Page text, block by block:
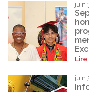
juin
Lire
juin